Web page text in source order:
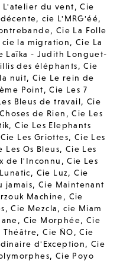
L'atelier du vent,Cie
,cie L'MRG'éé,
, Cie La Folle
cie la migration,Cie La
Laïka - Judith Longuet-
des éléphants,Cie
nuit,Cie Le rein de
Point,Cie Les 7
Bleus de travail, Cie
de Rien ,Cie Les
,Cie Les Elephants
Cie Les Griottes, Cie Les
Les Os Bleus, Cie Les
de l'Inconnu ,Cie Les
, Cie Luz,Cie
jamais,Cie Maintenant
Machine, Cie
,Cie Mezcla,cie Miam
, Cie Morphée, Cie
,Cie ÑO,Cie
d'Exception,Cie
, Cie Poyo